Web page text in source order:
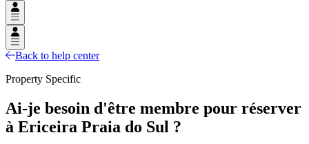
Open user menu
Open user menu
Back to help center
Property Specific
Ai-je besoin d'être membre pour réserver
à Ericeira Praia do Sul ?